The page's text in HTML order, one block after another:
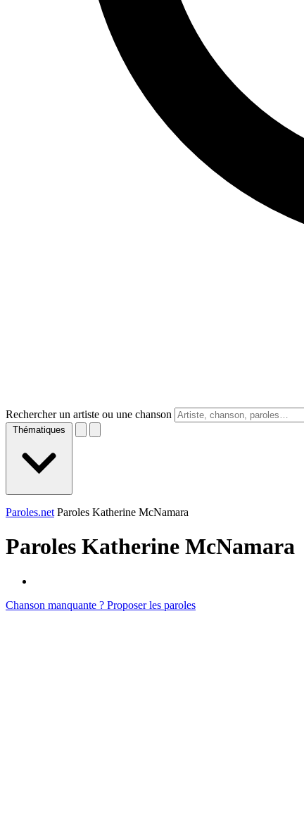
Rechercher un artiste ou une chanson
Thématiques
Paroles.net Paroles Katherine McNamara
Paroles Katherine McNamara
Chanson manquante ? Proposer les paroles